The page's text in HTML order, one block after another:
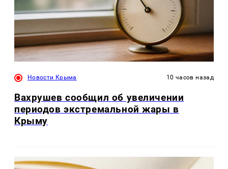
Новости Крыма 10 часов назад
Вахрушев сообщил об увеличении
периодов экстремальной жары в
Крыму